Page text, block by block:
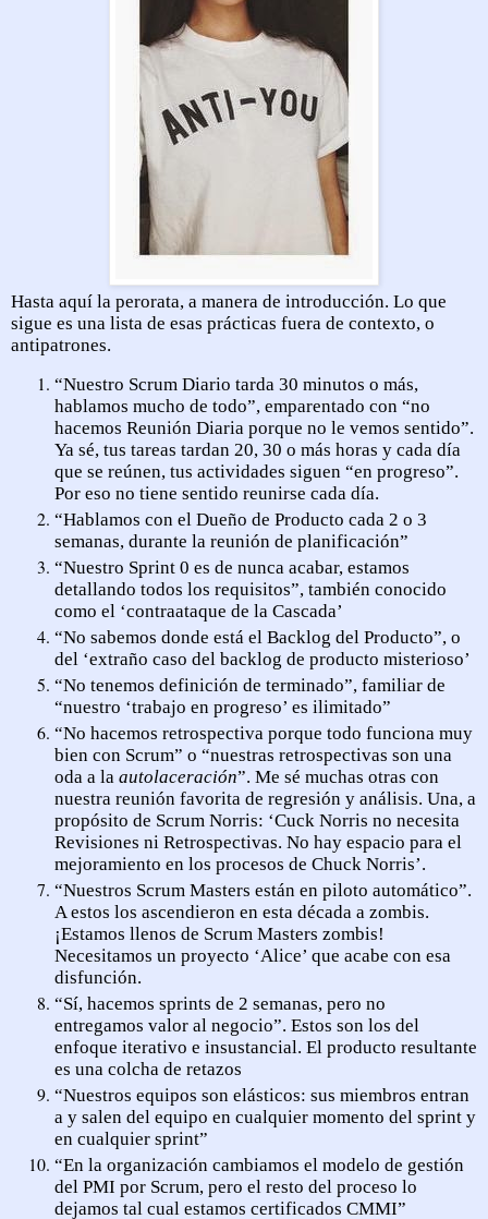
Hasta aquí la perorata, a manera de introducción. Lo que
sigue es una lista de esas prácticas fuera de contexto, o
antipatrones.
“Nuestro Scrum Diario tarda 30 minutos o más,
hablamos mucho de todo”, emparentado con “no
hacemos Reunión Diaria porque no le vemos sentido”.
Ya sé, tus tareas tardan 20, 30 o más horas y cada día
que se reúnen, tus actividades siguen “en progreso”.
Por eso no tiene sentido reunirse cada día.
“Hablamos con el Dueño de Producto cada 2 o 3
semanas, durante la reunión de planificación”
“Nuestro Sprint 0 es de nunca acabar, estamos
detallando todos los requisitos”, también conocido
como el ‘contraataque de la Cascada’
“No sabemos donde está el Backlog del Producto”, o
del ‘extraño caso del backlog de producto misterioso’
“No tenemos definición de terminado”, familiar de
“nuestro ‘trabajo en progreso’ es ilimitado”
“No hacemos retrospectiva porque todo funciona muy
bien con Scrum” o “nuestras retrospectivas son una
oda a la autolaceración”. Me sé muchas otras con
nuestra reunión favorita de regresión y análisis. Una, a
propósito de Scrum Norris: ‘Cuck Norris no necesita
Revisiones ni Retrospectivas. No hay espacio para el
mejoramiento en los procesos de Chuck Norris’.
“Nuestros Scrum Masters están en piloto automático”.
A estos los ascendieron en esta década a zombis.
¡Estamos llenos de Scrum Masters zombis!
Necesitamos un proyecto ‘Alice’ que acabe con esa
disfunción.
“Sí, hacemos sprints de 2 semanas, pero no
entregamos valor al negocio”. Estos son los del
enfoque iterativo e insustancial. El producto resultante
es una colcha de retazos
“Nuestros equipos son elásticos: sus miembros entran
a y salen del equipo en cualquier momento del sprint y
en cualquier sprint”
“En la organización cambiamos el modelo de gestión
del PMI por Scrum, pero el resto del proceso lo
dejamos tal cual estamos certificados CMMI”